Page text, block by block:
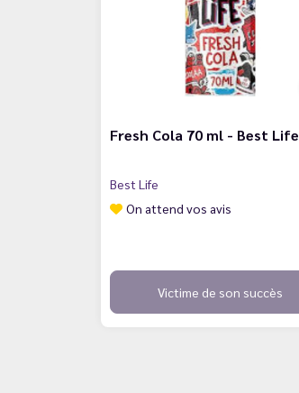
Fresh Cola 70 ml - Best Life
Best Life
On attend vos avis
Victime de son succès